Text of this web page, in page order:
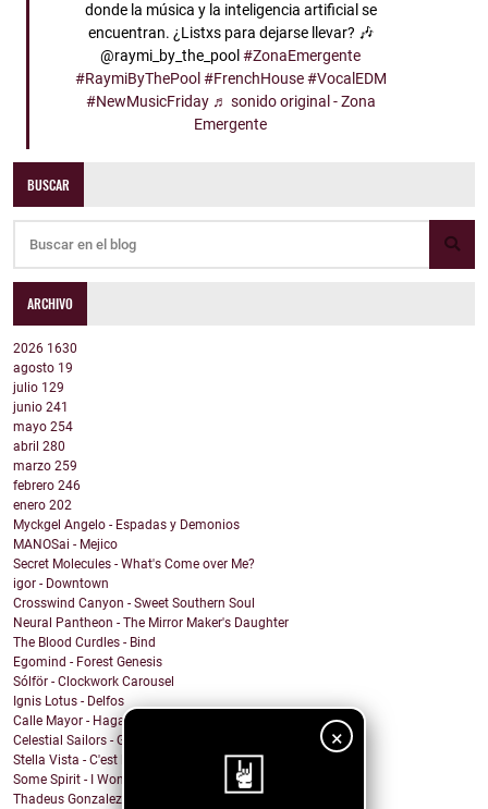
×
donde la música y la inteligencia artificial se
encuentran. ¿Listxs para dejarse llevar? 🎶
@raymi_by_the_pool#ZonaEmergente
#RaymiByThePool #FrenchHouse #VocalEDM
#NewMusicFriday ♬ sonido original - Zona
Emergente
BUSCAR
ARCHIVO
2026 1630
agosto 19
julio 129
junio 241
mayo 254
abril 280
marzo 259
febrero 246
enero 202
Myckgel Angelo - Espadas y Demonios
MANOSai - Mejico
Secret Molecules - What's Come over Me?
igor - Downtown
Crosswind Canyon - Sweet Southern Soul
Neural Pantheon - The Mirror Maker's Daughter
The Blood Curdles - Bind
Egomind - Forest Genesis
Sólför - Clockwork Carousel
Ignis Lotus - Delfos
Calle Mayor - Hagamos fuego
Celestial Sailors - Get Back To Dreaming
Stella Vista - C'est la Vie
Some Spirit - I Won't Let You Down
Thadeus Gonzalez - Every Heart Beats